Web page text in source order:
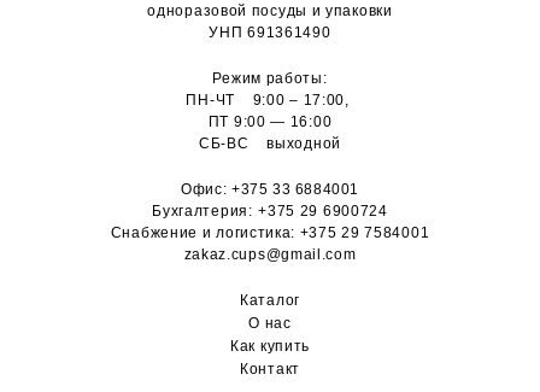
одноразовой посуды и упаковки
УНП 691361490
Режим работы:
ПН-ЧТ 9:00 – 17:00,
ПТ 9:00 — 16:00
СБ-ВС выходной
Офис:+375 33 6884001
Бухгалтерия: +375 29 6900724
Снабжение и логистика: +375 29 7584001
zakaz.cups@gmail.com
Каталог
О нас
Как купить
Контакт